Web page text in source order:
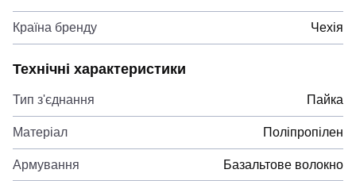
Країна бренду Чехія
Технічні характеристики
Тип з'єднання Пайка
Матеріал Поліпропілен
Армування Базальтове волокно